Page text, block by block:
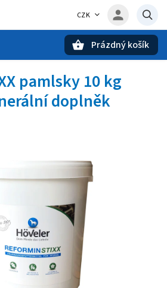
CZK
Prázdný košík
pamlsky 10 kg
doplněk